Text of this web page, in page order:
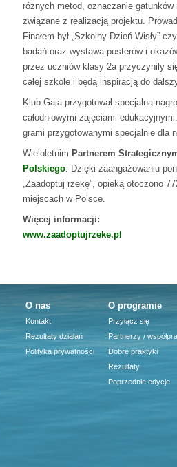
różnych metod, oznaczanie
związane z realizacją projektu.
Finałem był „Szkolny Dzień Wisły”
badań oraz wystawa posterów i
przez uczniów klasy 2a przyczyniły
całej szkole i będą inspiracją do
Klub Gaja przygotował specjalną
całodniowymi zajęciami
grami przygotowanymi specjalnie dla
Wieloletnim Partnerem
Polskiego. Dzięki zaangażowaniu
„Zaadoptuj rzekę”, opieką otoczono
miejscach w Polsce.
Więcej informacji:
www.zaadoptujrzeke.pl
O nas
Kontakt
Rezultaty działań
Polityka prywatności
O programie
Przyłącz się
Partnerzy /
Dobre praktyki
Rezultaty
Poprzednie edycje